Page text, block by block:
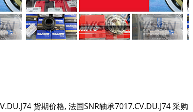
货期价格, 法国SNR轴承7017.CV.DU.J74 采购